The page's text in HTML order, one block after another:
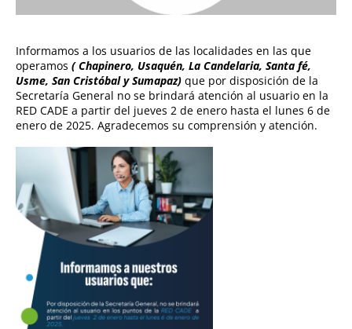
Informamos a los usuarios de las localidades en las que
operamos ( Chapinero, Usaquén, La Candelaria, Santa fé,
Usme, San Cristóbal y Sumapaz) que por disposición de la
Secretaría General no se brindará atención al usuario en la
RED CADE a partir del jueves 2 de enero hasta el lunes 6 de
enero de 2025. Agradecemos su comprensión y atención.